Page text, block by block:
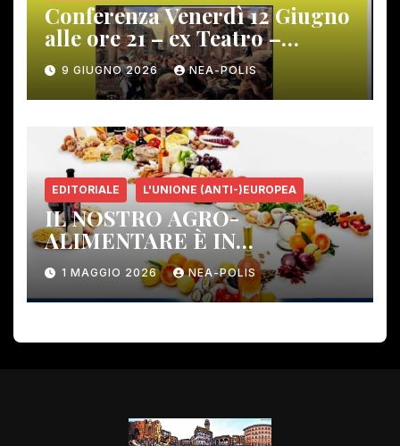
Conferenza Venerdì 12 Giugno
alle ore 21 – ex Teatro –
Gambassi Terme –
9 GIUGNO 2026 NEA-POLIS
EDITORIALE L'UNIONE (ANTI-)EUROPEA
IL NOSTRO AGRO-
ALIMENTARE È IN
PERICOLO!
1 MAGGIO 2026 NEA-POLIS